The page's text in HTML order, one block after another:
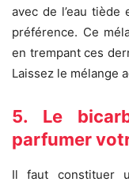
avec de l’eau
préférence. Ce
en trempant ces
Laissez le mélange
5. Le
parfumer
Il faut constituer